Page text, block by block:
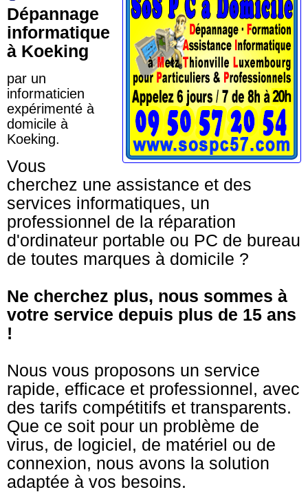
Dépannage
informatique
à Koeking
par un
informaticien
expérimenté à
domicile à
Koeking.
Vous
cherchez une assistance et des
services informatiques, un
professionnel de la réparation
d'ordinateur portable ou PC de bureau
de toutes marques à domicile ?
Ne cherchez plus, nous sommes à
votre service depuis plus de 15 ans
!
Nous vous proposons un service
rapide, efficace et professionnel, avec
des tarifs compétitifs et transparents.
Que ce soit pour un problème de
virus, de logiciel, de matériel ou de
connexion, nous avons la solution
adaptée à vos besoins.